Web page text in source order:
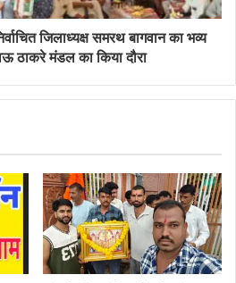
जिलाध्यक्ष समरथ बागवान का भव्य
ठाकरे मंडल का किया दौरा